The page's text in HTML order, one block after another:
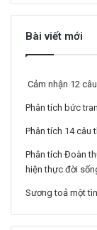
Bài viết mới
Cảm nhận 12
Phân tích bức
Phân tích 14 câu
Phân tích Đoàn
hiện thực đời
Sương toả một